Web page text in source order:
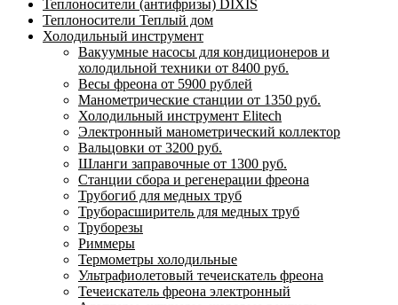
Теплоносители (антифризы) DIXIS
Теплоносители Теплый дом
Холодильный инструмент
Вакуумные насосы для кондиционеров и
холодильной техники от 8400 руб.
Весы фреона от 5900 рублей
Манометрические станции от 1350 руб.
Холодильный инструмент Elitech
Электронный манометрический коллектор
Вальцовки от 3200 руб.
Шланги заправочные от 1300 руб.
Станции сбора и регенерации фреона
Трубогиб для медных труб
Труборасширитель для медных труб
Труборезы
Риммеры
Термометры холодильные
Ультрафиолетовый течеискатель фреона
Течеискатель фреона электронный